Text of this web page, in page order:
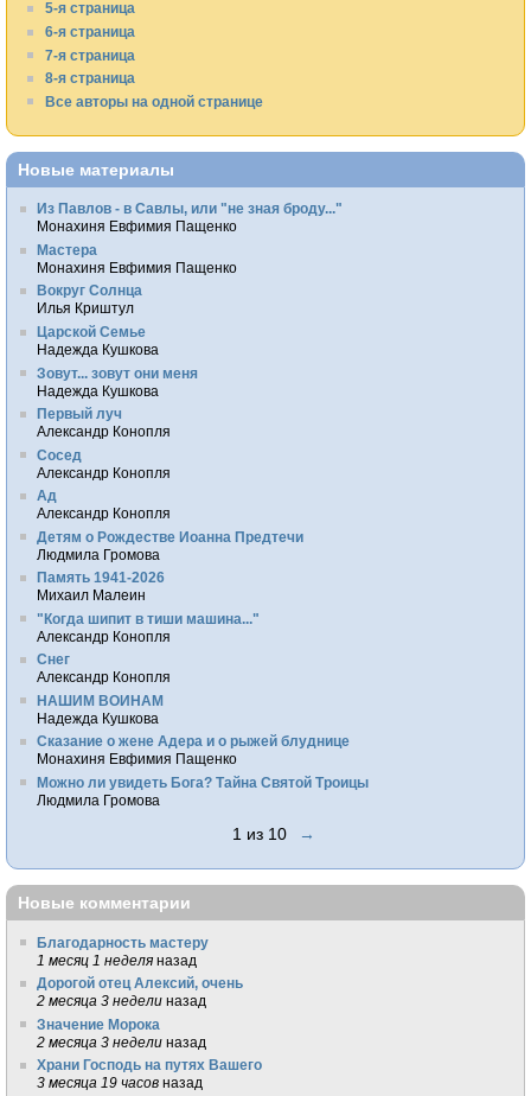
5-я страница
6-я страница
7-я страница
8-я страница
Все авторы на одной странице
Новые материалы
Из Павлов - в Савлы, или "не зная броду..."
Монахиня Евфимия Пащенко
Мастера
Монахиня Евфимия Пащенко
Вокруг Солнца
Илья Криштул
Царской Семье
Надежда Кушкова
Зовут... зовут они меня
Надежда Кушкова
Первый луч
Александр Конопля
Сосед
Александр Конопля
Ад
Александр Конопля
Детям о Рождестве Иоанна Предтечи
Людмила Громова
Память 1941-2026
Михаил Малеин
"Когда шипит в тиши машина..."
Александр Конопля
Снег
Александр Конопля
НАШИМ ВОИНАМ
Надежда Кушкова
Сказание о жене Адера и о рыжей блуднице
Монахиня Евфимия Пащенко
Можно ли увидеть Бога? Тайна Святой Троицы
Людмила Громова
1 из 10 →
Новые комментарии
Благодарность мастеру
1 месяц 1 неделя назад
Дорогой отец Алексий, очень
2 месяца 3 недели назад
Значение Морока
2 месяца 3 недели назад
Храни Господь на путях Вашего
3 месяца 19 часов назад